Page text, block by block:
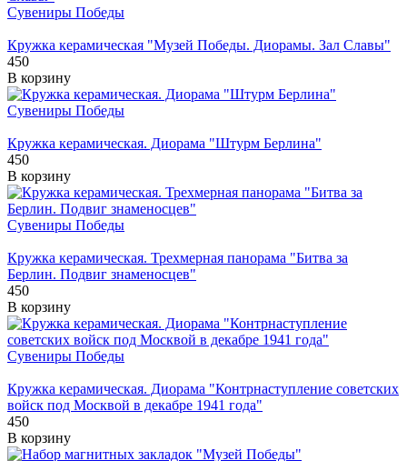
Сувениры Победы
Кружка керамическая "Музей Победы. Диорамы. Зал Славы"
450
В корзину
Сувениры Победы
Кружка керамическая. Диорама "Штурм Берлина"
450
В корзину
Сувениры Победы
Кружка керамическая. Трехмерная панорама "Битва за
Берлин. Подвиг знаменосцев"
450
В корзину
Сувениры Победы
Кружка керамическая. Диорама "Контрнаступление советских
войск под Москвой в декабре 1941 года"
450
В корзину